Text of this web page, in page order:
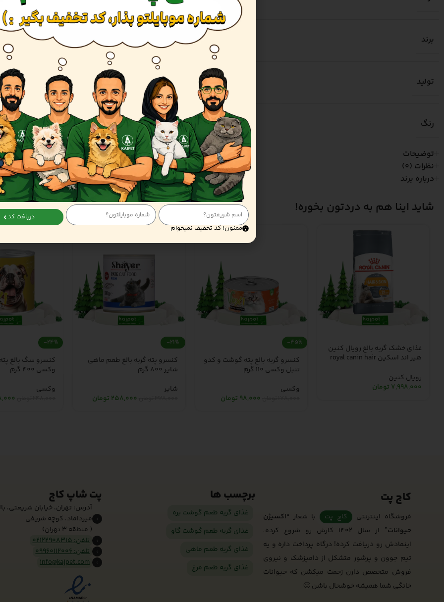
برند
تولید
رنگ
توضیحات
نظرات (0)
درباره برند
شاید اینا هم به دردتون بخوره!
غذای خشک گربه بالغ رویال کنین
هیر اند اسکین royal canin hair
کیلوگرم
رویال کنین
7,998,000 تومان
-45%
کنسرو گربه بالغ پته گوشت و کدو
تنبل وکسی 110 گرم
وکسی
98,000 تومان
-21%
کنسرو پته گربه بالغ طعم ماهی
شایر 800 گرم
شایر
258,000 تومان
-24%
کنسرو سگ بالغ
وکسی 400 گرم
وکسی
کاج پت
فروشگاه اینترنتی کاج پت با شعار “اکسیژن
حیوانات”
از سال 1402 کارش رو شروع کرده،
اینمادش رو دریافت کرده! درگاه پرداخت داره و یه
تیم جوون و پرشور متشکل از دامپزشک و نیروی
فروش متخصص دارن زحمت میکشن که حیوانات
خانگی شما همیشه خوشحال باشن 🙂
برچسب ها
غذای گربه طعم گوشت بره
غذای گربه طعم گوشت گاو
غذای گربه طعم ماهی
غذای گربه طعم مرغ
پت شاپ کاج
آدرس: تهران، خیابان شریعتی،
میرداماد، کوچه شریفی
( منطقه 3 تهران)
تلفن: 02122908315
تلفن: 09960112006
info@kajpet.com
دریافت کد
ممنون! کد تخفیف نمیخوام